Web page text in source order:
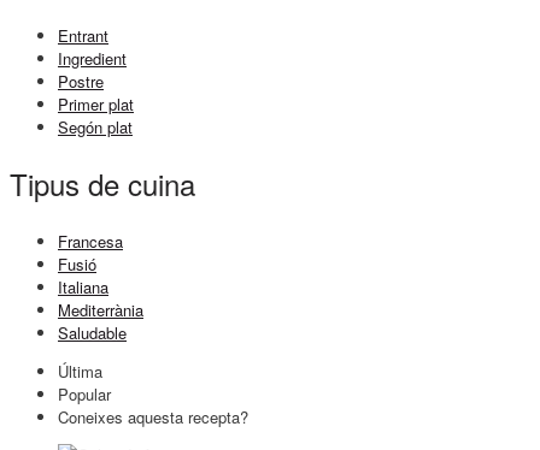
Entrant
Ingredient
Postre
Primer plat
Segón plat
Tipus de cuina
Francesa
Fusió
Italiana
Mediterrània
Saludable
Última
Popular
Coneixes aquesta recepta?